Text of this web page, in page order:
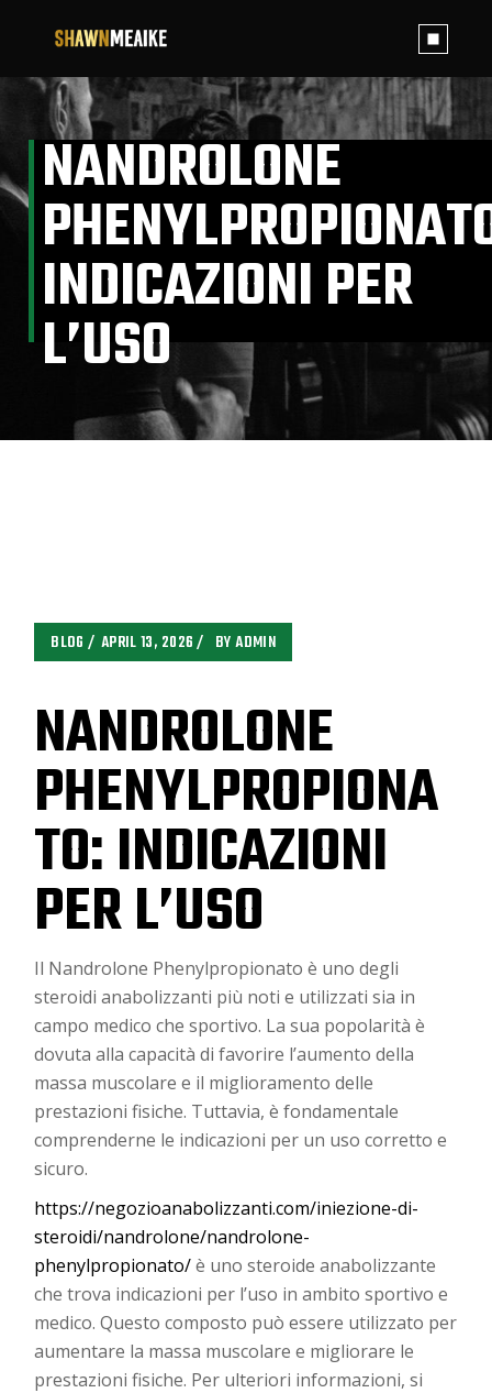
NANDROLONE
INDICAZIONI PER
L’USO
BLOG APRIL 13, 2026 BYADMIN
NANDROLONE
PHENYLPROPIONA
TO: INDICAZIONI
PER L’USO
Il Nandrolone Phenylpropionato è uno degli
steroidi anabolizzanti più noti e utilizzati sia in
campo medico che sportivo. La sua popolarità è
dovuta alla capacità di favorire l’aumento della
massa muscolare e il miglioramento delle
prestazioni fisiche. Tuttavia, è fondamentale
comprenderne le indicazioni per un uso corretto e
sicuro.
https://negozioanabolizzanti.com/iniezione-di-
steroidi/nandrolone/nandrolone-
phenylpropionato/è uno steroide anabolizzante
che trova indicazioni per l’uso in ambito sportivo e
medico. Questo composto può essere utilizzato per
aumentare la massa muscolare e migliorare le
prestazioni fisiche. Per ulteriori informazioni, si